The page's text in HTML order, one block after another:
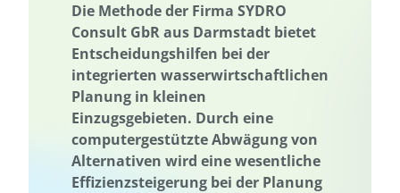
Die Methode der Firma SYDRO
Consult GbR aus Darmstadt bietet
Entscheidungshilfen bei der
integrierten wasserwirtschaftlichen
Planung in kleinen
Einzugsgebieten. Durch eine
computergestützte Abwägung von
Alternativen wird eine wesentliche
Effizienzsteigerung bei der Planung